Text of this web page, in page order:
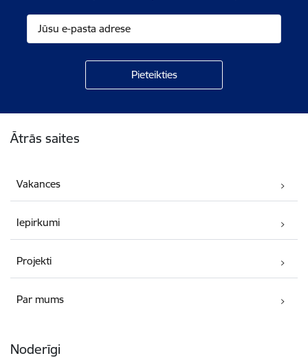
Ātrās saites
Vakances
Iepirkumi
Projekti
Par mums
Noderīgi